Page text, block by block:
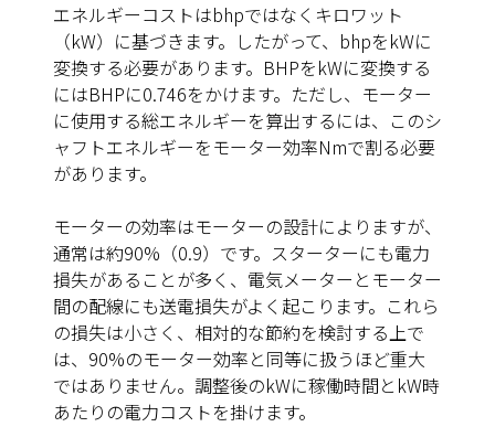
エネルギーコストはbhpではなくキロワット
（kW）に基づきます。したがって、bhpをkWに
変換する必要があります。BHPをkWに変換する
にはBHPに0.746をかけます。ただし、モーター
に使用する総エネルギーを算出するには、このシ
ャフトエネルギーをモーター効率Nmで割る必要
があります。
モーターの効率はモーターの設計によりますが、
通常は約90%（0.9）です。スターターにも電力
損失があることが多く、電気メーターとモーター
間の配線にも送電損失がよく起こります。これら
の損失は小さく、相対的な節約を検討する上で
は、90%のモーター効率と同等に扱うほど重大
ではありません。調整後のkWに稼働時間とkW時
あたりの電力コストを掛けます。